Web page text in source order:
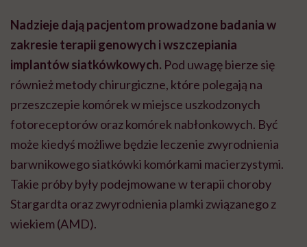
Nadzieje dają pacjentom prowadzone badania w
zakresie terapii genowych i wszczepiania
implantów siatkówkowych. Pod uwagę bierze się
również metody chirurgiczne, które polegają na
przeszczepie komórek w miejsce uszkodzonych
fotoreceptorów oraz komórek nabłonkowych. Być
może kiedyś możliwe będzie leczenie zwyrodnienia
barwnikowego siatkówki komórkami macierzystymi.
Takie próby były podejmowane w terapii choroby
Stargardta oraz zwyrodnienia plamki związanego z
wiekiem (AMD).